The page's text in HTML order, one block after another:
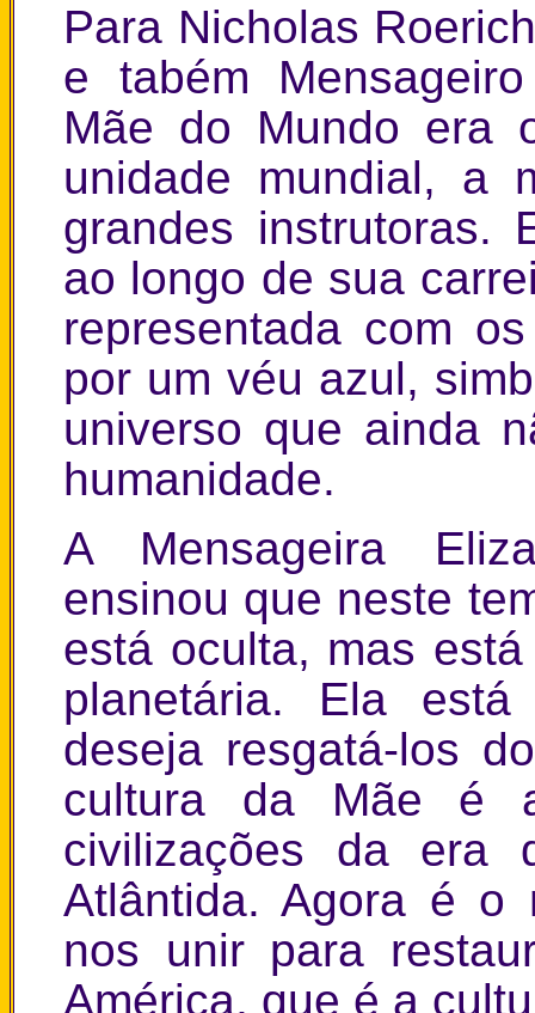
Para Nicholas
e tabém
Mãe do Mundo era
unidade mundial, a
grandes instrutoras.
ao longo de sua
representada com
por um véu azul,
universo que ainda
humanidade.
A Mensageira
ensinou que neste
está oculta, mas
planetária. Ela
deseja resgatá-los
cultura da Mãe é
civilizações da era
Atlântida. Agora é o
nos unir para
América, que é a